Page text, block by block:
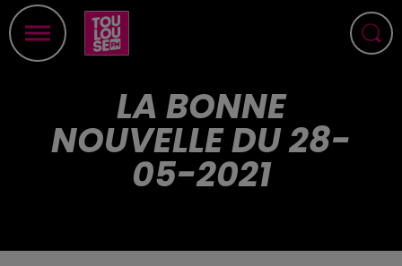
LA BONNE
NOUVELLE DU 28-
05-2021